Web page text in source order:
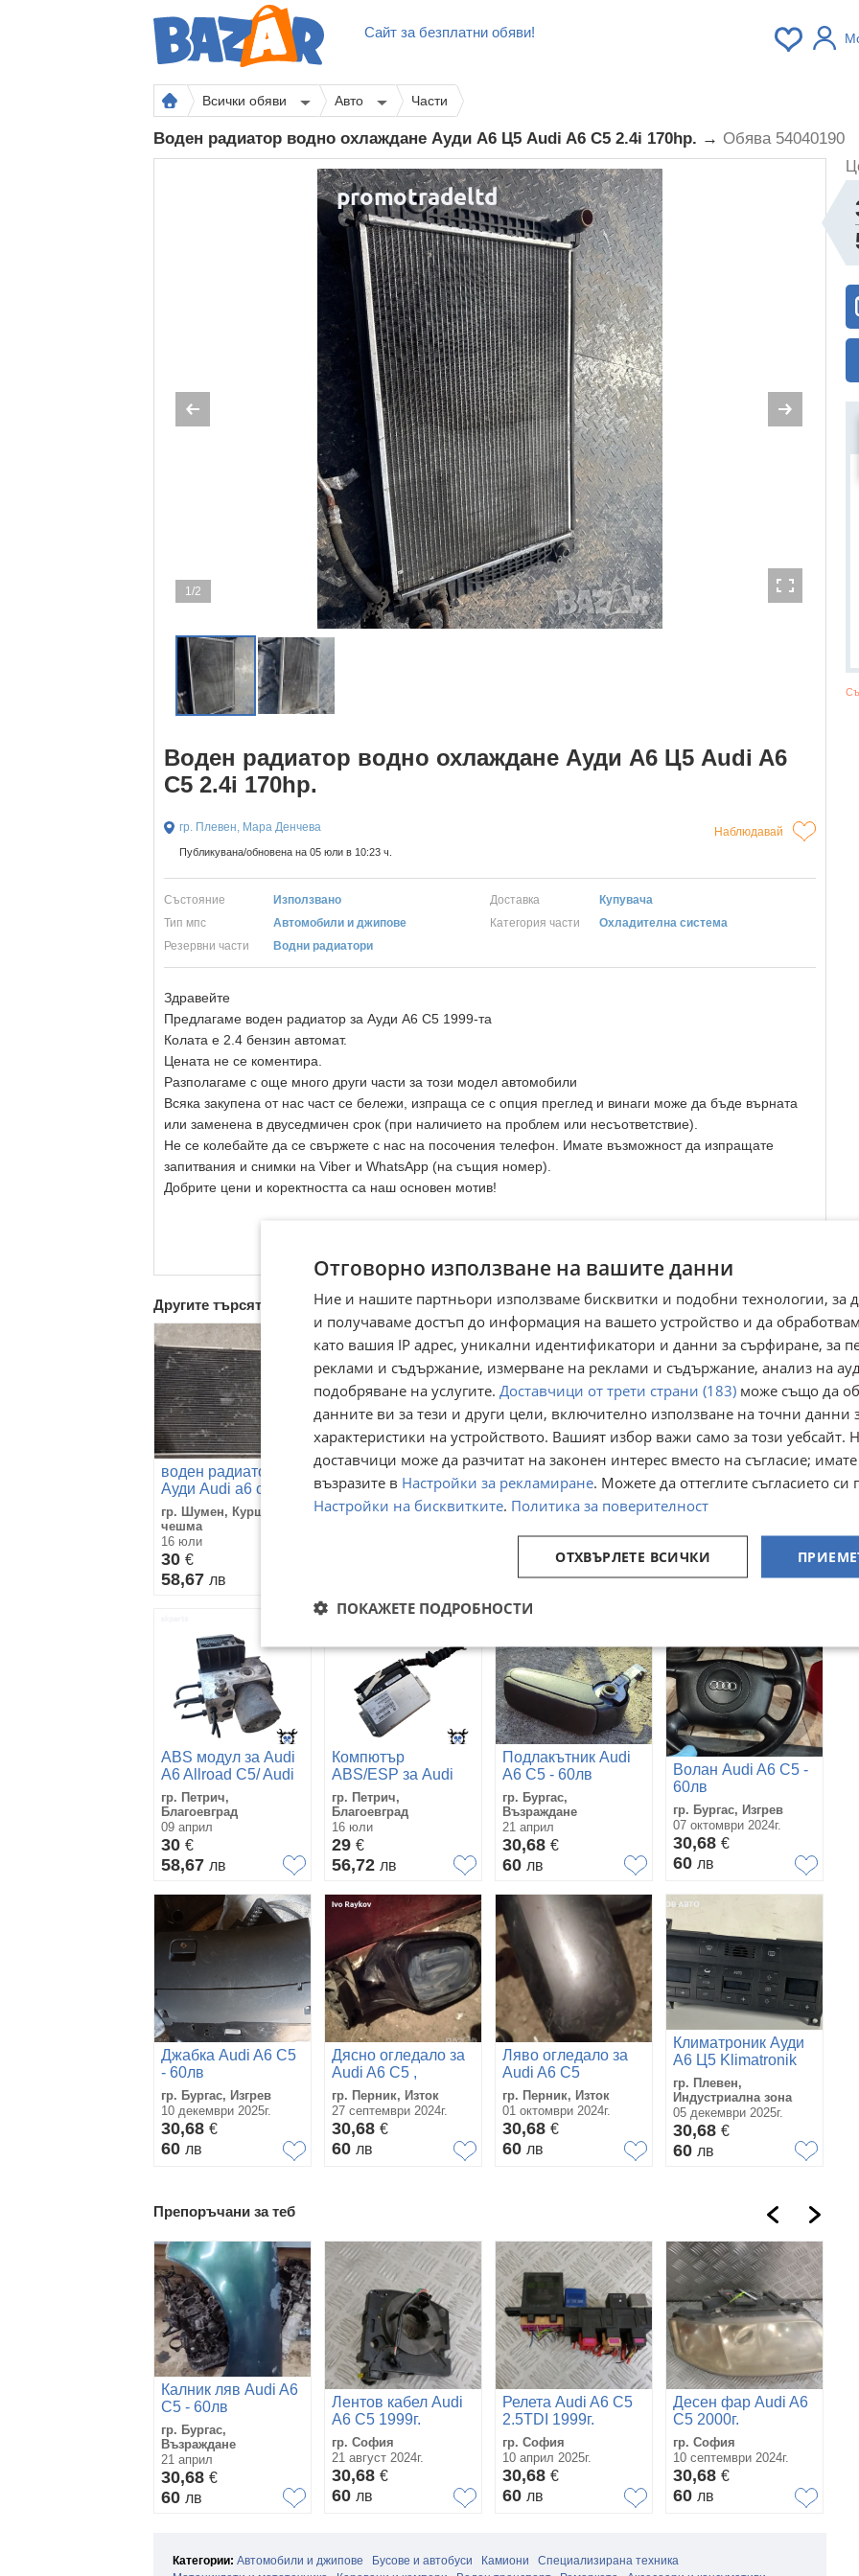
Сайт за безплатни обяви!
Всички обяви Авто Части
Воден радиатор водно охлаждане Ауди А6 Ц5 Audi A6 C5 2.4i 170hp. → Обява 54040190
1/2
Воден радиатор водно охлаждане Ауди А6 Ц5 Audi A6
C5 2.4i 170hp.
гр. Плевен, Мара Денчева Наблюдавай
Публикувана/обновена на 05 юли в 10:23 ч.
Състояние Използвано Доставка
Купувача
Тип мпс
Автомобили и джипове Категория части
Охладителна система
Резервни части
Водни радиатори
Здравейте
Предлагаме воден радиатор за Ауди А6 С5 1999-та
Колата е 2.4 бензин автомат.
Цената не се коментира.
Разполагаме с още много други части зa този модел автомобили
Всяка закупена от нас част се бележи, изпраща се с опция преглед и винаги може да бъде върната
или заменена в двуседмичен срок (при наличието на проблем или несъответствие).
Не се колебайте да се свържете с нас на посочения телефон. Имате възможност да изпращате
запитвания и снимки на Viber и WhatsApp (на същия номер).
Добрите цени и коректността са наш основен мотив!
Другите търсят също
воден радиатор
Ауди Audi а6 c5 A6
ц5 2.5TDI ТДИ
radiator voden
гр. Шумен, Куршун
чешма
16 юли
30 €
58,67 лв
Стоп Ауди А6 Ц5
Audi A6 C5
C5 2.5TDI
Автоматик - 60лв
гр. Бургас,
23 юли
€
60лв
Серво усилвател за
Audi A6 Allroad C5/
Audi A6 C5 2.5 TDI
гр. Петрич,
08 април
27€
52,81лв
ABS модул за Audi
A6 Allroad C5/ Audi
A6 C5 2.5 TDI
гр. Петрич,
Благоевград
09 април
30 €
58,67 лв
Компютър
ABS/ESP за Audi
A6 Allroad C5 / A6
C5
гр. Петрич,
Благоевград
16 юли
29 €
56,72 лв
Подлакътник Audi
A6 C5 - 60лв
гр. Бургас,
Възраждане
21 април
30,68 €
60 лв
Волан Audi A6 C5 -
60лв
гр. Бургас, Изгрев
07 октомври 2024г.
30,68 €
60 лв
Джабка Audi A6 C5
- 60лв
гр. Бургас, Изгрев
10 декември 2025г.
30,68 €
60 лв
Дясно огледало за
Audi A6 C5 ,
гр. Перник, Изток
27 септември 2024г.
30,68 €
60 лв
Ляво огледало за
Audi A6 C5
гр. Перник, Изток
01 октомври 2024г.
30,68 €
60 лв
Климатроник Ауди
А6 Ц5 Klimatronik
Audi A6 C5
4B0820043F
гр. Плевен,
Индустриална зона
05 декември 2025г.
30,68 €
60 лв
Препоръчани за теб
Калник ляв Audi A6
C5 - 60лв
гр. Бургас,
Възраждане
21 април
30,68 €
60 лв
Лентов кабел Audi
A6 C5 1999г.
гр. София
21 август 2024г.
30,68 €
60 лв
Релета Audi A6 C5
2.5TDI 1999г.
гр. София
10 април 2025г.
30,68 €
60 лв
Десен фар Audi A6
C5 2000г.
гр. София
10 септември 2024г.
30,68 €
60 лв
Категории: Автомобили и джипове Бусове и автобуси Камиони
Специализирана техника
Отговорно използване на вашите данни
Ние и нашите партньори използваме бисквитки и подобни технологии, за
и получаваме достъп до информация на вашето устройство и да
като вашия IP адрес, уникални идентификатори и данни за сърфиране, за
реклами и съдържание, измерване на реклами и съдържание, анализ на
подобряване на услугите. Доставчици от трети страни (183) може също да
данните ви за тези и други цели, включително използване на точни данни
характеристики на устройството. Вашият избор важи само за този уебсайт.
доставчици може да разчитат на законен интерес вместо на съгласие;
възразите в Настройки за рекламиране. Можете да оттеглите съгласието си
Настройки на бисквитките. Политика за поверителност
ОТХВЪРЛЕТЕ ВСИЧКИ
ПОКАЖЕТЕ ПОДРОБНОСТИ